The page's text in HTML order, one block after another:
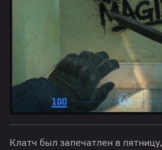
Клатч был запечатлен в пятницу,